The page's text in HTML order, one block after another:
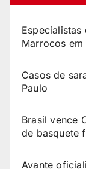
Marrocos
Casos de
Paulo
Brasil vence
de basquete
Avante